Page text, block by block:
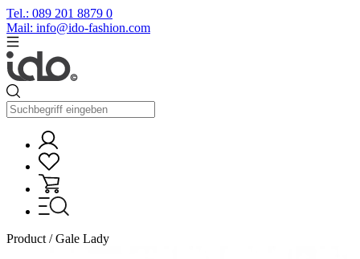
Tel.: 089 201 8879 0
Mail: info@ido-fashion.com
Product / Gale Lady